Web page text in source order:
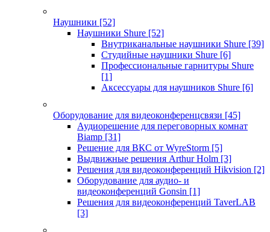
Наушники [52]
Наушники Shure [52]
Внутриканальные наушники Shure [39]
Студийные наушники Shure [6]
Профессиональные гарнитуры Shure
[1]
Аксессуары для наушников Shure [6]
Оборудование для видеоконференцсвязи [45]
Аудиорешение для переговорных комнат
Biamp [31]
Решение для ВКС от WyreStorm [5]
Выдвижные решения Arthur Holm [3]
Решения для видеоконференций Hikvision [2]
Оборудование для аудио- и
видеоконференций Gonsin [1]
Решения для видеоконференций TaverLAB
[3]